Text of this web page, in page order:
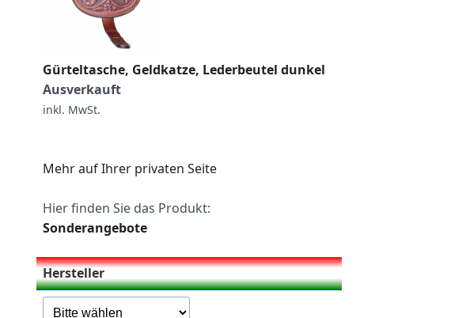
Gürteltasche, Geldkatze, Lederbeutel dunkel
Ausverkauft
inkl. MwSt.
Mehr auf Ihrer privaten Seite
Hier finden Sie das Produkt:
Sonderangebote
Hersteller